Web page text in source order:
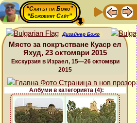
“Сайтът на Божо”
“Божовият Сайт”
Дизайнер Божо
Място за покръстване Куаср ел
Яхуд, 23 октомври 2015
Екскурзия в Израел, 15—26 октомври
2015
Албуми в категорията (4):